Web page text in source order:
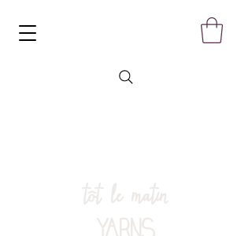
tôt le matin